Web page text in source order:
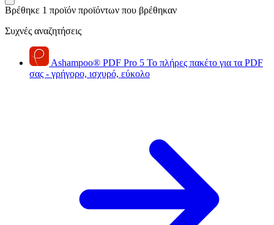
Βρέθηκε 1 προϊόν προϊόντων που βρέθηκαν
Συχνές αναζητήσεις
Ashampoo® PDF Pro 5 Το πλήρες πακέτο για τα PDF
σας - γρήγορο, ισχυρό, εύκολο